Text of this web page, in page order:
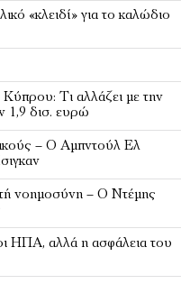
«κλειδί» για το καλώδιο
Τι αλλάζει με την
1,9 δισ. ευρώ
– Ο Αμπντούλ Ελ
νοημοσύνη – Ο Ντέμης
ΗΠΑ, αλλά η ασφάλεια του